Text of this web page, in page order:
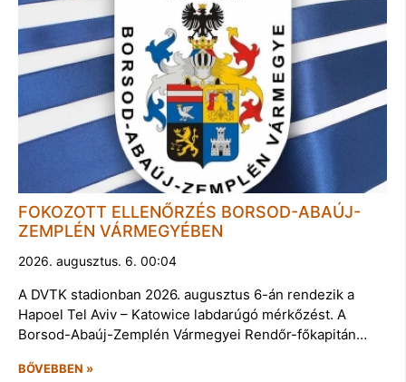
FOKOZOTT ELLENŐRZÉS BORSOD-ABAÚJ-
ZEMPLÉN VÁRMEGYÉBEN
2026. augusztus. 6. 00:04
A DVTK stadionban 2026. augusztus 6-án rendezik a
Hapoel Tel Aviv – Katowice labdarúgó mérkőzést. A
Borsod-Abaúj-Zemplén Vármegyei Rendőr-főkapitán…
BŐVEBBEN »